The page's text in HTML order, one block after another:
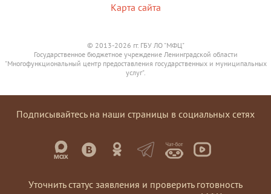
Карта сайта
© 2013-2026 гг. ГБУ ЛО "МФЦ"
Государственное бюджетное учреждение Ленинградской области
"Многофункциональный центр предоставления государственных и муниципальных
услуг".
Подписывайтесь на наши страницы в социальных сетях
Уточнить статус заявления и проверить готовность